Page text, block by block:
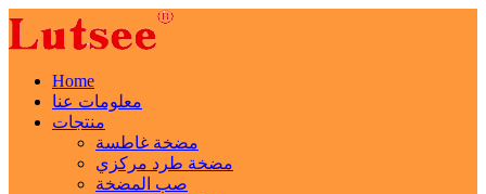
Home
معلومات عنا
منتجات
مضخة غاطسة
مضخة طرد مركزي
صب المضخة